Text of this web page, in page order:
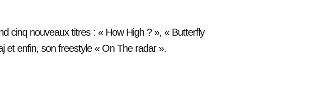
cinq nouveaux titres : « How High ? », « Butterfly
et enfin, son freestyle « On The radar ».